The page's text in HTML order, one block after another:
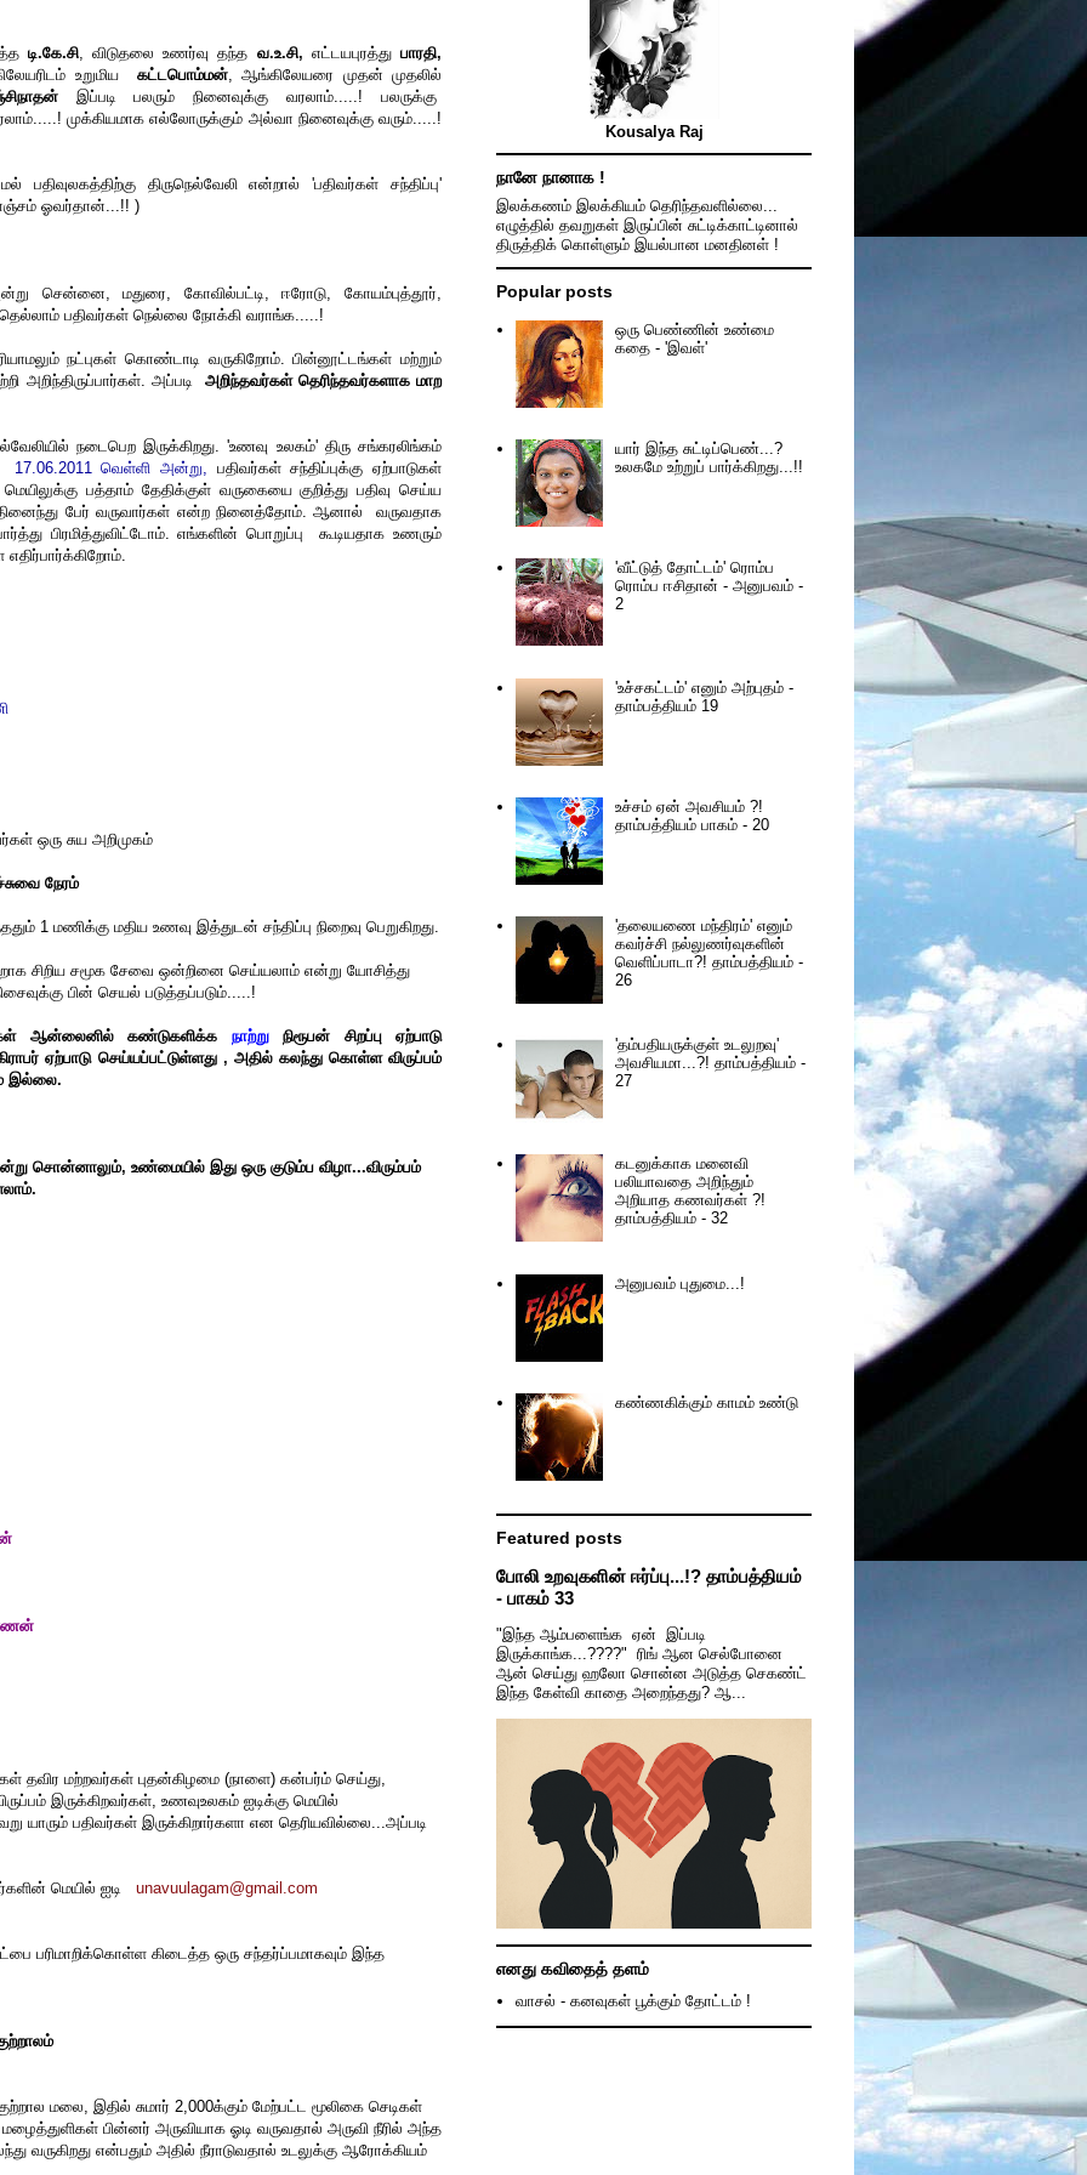
டி.கே.சி, விடுதலை உணர்வு தந்த வ.உ.சி, எட்டயபுரத்துபாரதி,
உறுமிய கட்டபொம்மன், ஆங்கிலேயரை முதன் முதலில்
இப்படி பலரும் நினைவுக்கு வரலாம்.....! பலருக்கு
முக்கியமாக எல்லோருக்கும் அல்வா நினைவுக்கு வரும்.....!
திருநெல்வேலி என்றால் 'பதிவர்கள் சந்திப்பு'
ஓவர்தான்...!! )
சென்னை, மதுரை, கோவில்பட்டி, ஈரோடு, கோயம்புத்தூர்,
பதிவர்கள் நெல்லை நோக்கி வராங்க.....!
நட்புகள் கொண்டாடி வருகிறோம். பின்னூட்டங்கள் மற்றும்
அறிந்திருப்பார்கள். அப்படி
அறிந்தவர்கள் தெரிந்தவர்களாக மாற
நடைபெற இருக்கிறது. 'உணவு உலகம்' திரு சங்கரலிங்கம்
17.06.2011 வெள்ளி அன்று, பதிவர்கள் சந்திப்புக்கு ஏற்பாடுகள்
பத்தாம் தேதிக்குள் வருகையை குறித்து பதிவு செய்ய
பேர் வருவார்கள் என்ற நினைத்தோம். ஆனால் வருவதாக
பிரமித்துவிட்டோம். எங்களின் பொறுப்பு கூடியதாக உணரும்
ஒரு சுய அறிமுகம்
நேரம்
1 மணிக்கு மதிய உணவு இத்துடன் சந்திப்பு நிறைவு பெறுகிறது.
சிறிய சமூக சேவை ஒன்றினை செய்யலாம் என்று யோசித்து
பின் செயல் படுத்தப்படும்.....!
ஆன்லைனில் கண்டுகளிக்க நாற்று
நிரூபன் சிறப்பு ஏற்பாடு
ஏற்பாடு செய்யப்பட்டுள்ளது , அதில் கலந்து கொள்ள விருப்பம்
இல்லை.
என்று சொன்னாலும், உண்மையில் இது ஒரு குடும்ப விழா...விரும்பம்
தவிர மற்றவர்கள் புதன்கிழமை (நாளை) கன்பர்ம் செய்து,
இருக்கிறவர்கள், உணவுஉலகம் ஐடிக்கு மெயில்
யாரும் பதிவர்கள் இருக்கிறார்களா என தெரியவில்லை...அப்படி
மெயில் ஐடி unavuulagam@gmail.com
பரிமாறிக்கொள்ள கிடைத்த ஒரு சந்தர்ப்பமாகவும் இந்த
மலை, இதில் சுமார் 2,000க்கும் மேற்பட்ட மூலிகை செடிகள்
பின்னர் அருவியாக ஓடி வருவதால் அருவி நீரில் அந்த
வருகிறது என்பதும் அதில் நீராடுவதால் உடலுக்கு ஆரோக்கியம்
Kousalya Raj
நானே நானாக !
இலக்கணம் இலக்கியம் தெரிந்தவளில்லை...
எழுத்தில் தவறுகள் இருப்பின் சுட்டிக்காட்டினால்
திருத்திக் கொள்ளும் இயல்பான மனதினள் !
Popular posts
ஒரு பெண்ணின் உண்மை
கதை - 'இவள்'
யார் இந்த சுட்டிப்பெண்...?
உலகமே உற்றுப் பார்க்கிறது...!!
'வீட்டுத் தோட்டம்' ரொம்ப
ரொம்ப ஈசிதான் - அனுபவம் -
2
'உச்சகட்டம்' எனும் அற்புதம் -
தாம்பத்தியம் 19
உச்சம் ஏன் அவசியம் ?!
தாம்பத்தியம் பாகம் - 20
'தலையணை மந்திரம்' எனும்
கவர்ச்சி நல்லுணர்வுகளின்
வெளிப்பாடா?! தாம்பத்தியம் -
26
'தம்பதியருக்குள் உடலுறவு'
அவசியமா...?! தாம்பத்தியம் -
27
கடனுக்காக மனைவி
பலியாவதை அறிந்தும்
அறியாத கணவர்கள் ?!
தாம்பத்தியம் - 32
அனுபவம் புதுமை...!
கண்ணகிக்கும் காமம் உண்டு
Featured posts
போலி உறவுகளின் ஈர்ப்பு...!? தாம்பத்தியம்
- பாகம் 33
"இந்த ஆம்பளைங்க ஏன் இப்படி
இருக்காங்க...????" ரிங் ஆன செல்போனை
ஆன் செய்து ஹலோ சொன்ன அடுத்த செகண்ட்
இந்த கேள்வி காதை அறைந்தது? ஆ...
எனது கவிதைத் தளம்
வாசல் - கனவுகள் பூக்கும் தோட்டம் !